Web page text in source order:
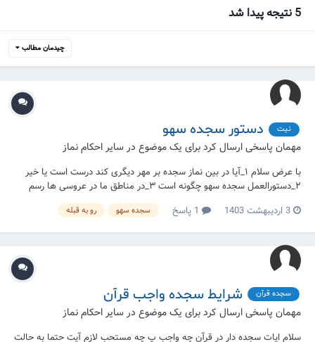
5 نتیجه پیدا شد
چیدمان مطالب
نیت دستور سجده سهو
مهمان پاسخی ارسال کرد برای یک موضوع در سایر احکام نماز
با عرض سلام ۱_آیا در بین نماز سجده بر مهر دیگری کند درست است یا خیر
۲_دستورالعمل سجده سهو چگونه است ۳_در مناطق ما در عروسی ها رسم
است که مقداری پول از پدر عروس یا پدر داماد میگیرند و مسابقات مانند موتر
سایکل دوانی ، فوتبال... می‌کنند هر کی برنده شوه اون پول از او میشه سوال
3 اردیبهشت 1403 سجده سهو رو به قبله
سجده قرآن شرایط سجده واجب قرآن
مهمان پاسخی ارسال کرد برای یک موضوع در سایر احکام نماز
سلام ایات سجده دار در قرآن چه واجب پ چه مستحب لازم آیت حتما به حالت